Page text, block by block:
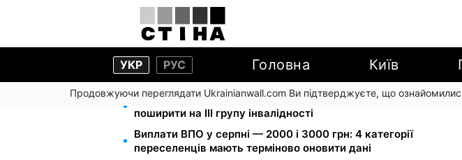
УКР РУС Головна Київ
Продовжуючи переглядати Ukrainianwall.com Ви підтверджуєте, що
120 000 грн на авто: компенсацію для ветеранів хочуть
поширити на III групу інвалідності
Виплати ВПО у серпні — 2000 і 3000 грн: 4 категорії
переселенців мають терміново оновити дані